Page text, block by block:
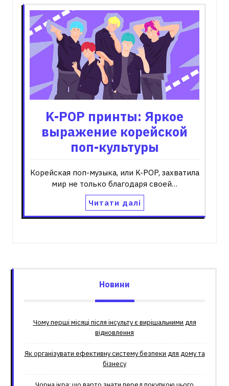
K-POP принты: Яркое
выражение корейской
поп-культуры
Корейская поп-музыка, или K-POP, захватила
мир не только благодаря своей…
Читати далі
Новини
Чому перші місяці після інсульту є вирішальними для
відновлення
Як організувати ефективну систему безпеки для дому та
бізнесу